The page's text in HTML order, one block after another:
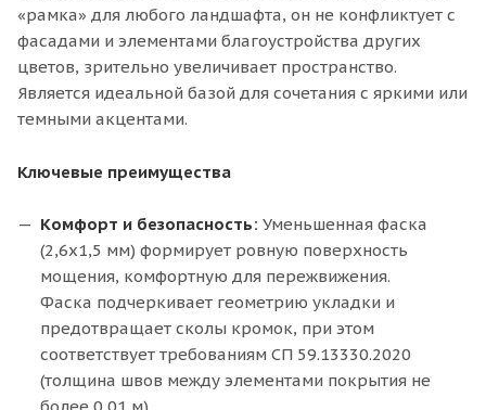
«рамка» для любого ландшафта, он не конфликтует с
фасадами и элементами благоустройства других
цветов, зрительно увеличивает пространство.
Является идеальной базой для сочетания с яркими или
темными акцентами.
Ключевые преимущества
Комфорт и безопасность: Уменьшенная фаска
(2,6х1,5 мм) формирует ровную поверхность
мощения, комфортную для пережвижения.
Фаска подчеркивает геометрию укладки и
предотвращает сколы кромок, при этом
соответствует требованиям СП 59.13330.2020
(толщина швов между элементами покрытия не